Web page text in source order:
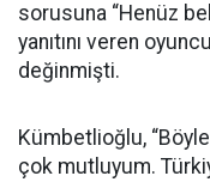
sorusuna “Henüz
yanıtını veren
değinmişti.
Kümbetlioğlu,
çok mutluyum.